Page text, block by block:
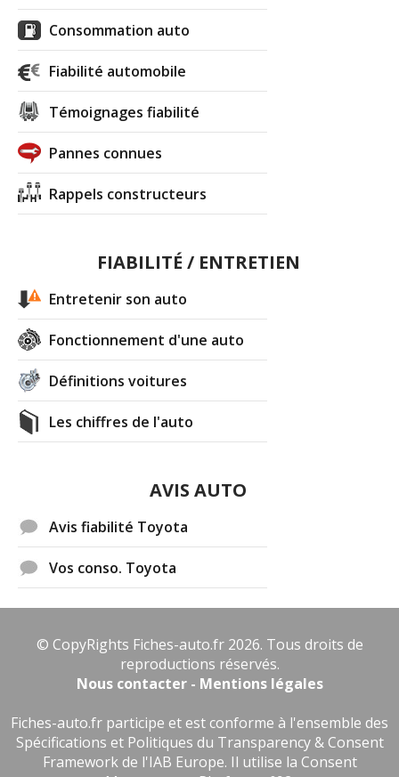
Consommation auto
Fiabilité automobile
Témoignages fiabilité
Pannes connues
Rappels constructeurs
FIABILITÉ / ENTRETIEN
Entretenir son auto
Fonctionnement d'une auto
Définitions voitures
Les chiffres de l'auto
AVIS AUTO
Avis fiabilité Toyota
Vos conso. Toyota
© CopyRights Fiches-auto.fr 2026. Tous droits de
reproductions réservés.
Nous contacter - Mentions légales
Fiches-auto.fr participe et est conforme à l'ensemble des
Spécifications et Politiques du Transparency & Consent
Framework de l'IAB Europe. Il utilise la Consent